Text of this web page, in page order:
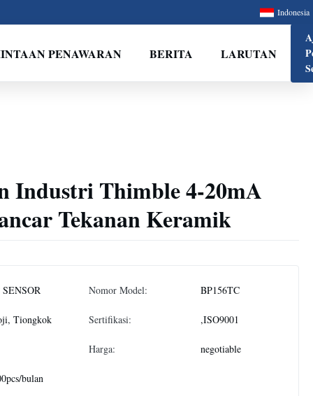
Indonesia
PENAWARAN BERITA LARUTAN
Industri Thimble 4-20mA
Tekanan Keramik
Nomor Model: BP156TC
Tiongkok Sertifikasi: ,ISO9001
Harga: negotiable
bulan